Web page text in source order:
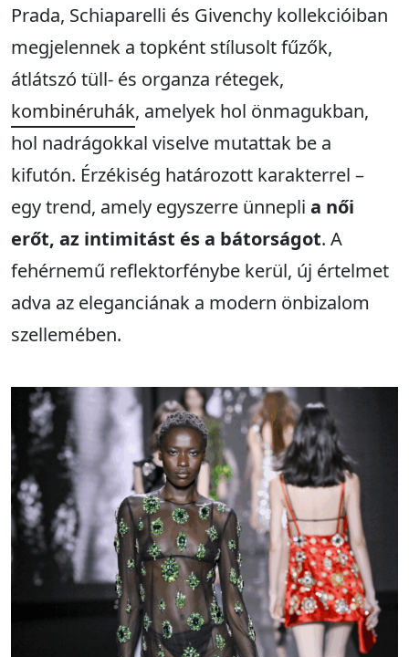
Prada, Schiaparelli és Givenchy kollekcióiban
megjelennek a topként stílusolt fűzők,
átlátszó tüll- és organza rétegek,
kombinéruhák, amelyek hol önmagukban,
hol nadrágokkal viselve mutattak be a
kifutón. Érzékiség határozott karakterrel –
egy trend, amely egyszerre ünnepli a női
erőt, az intimitást és a bátorságot. A
fehérnemű reflektorfénybe kerül, új értelmet
adva az eleganciának a modern önbizalom
szellemében.